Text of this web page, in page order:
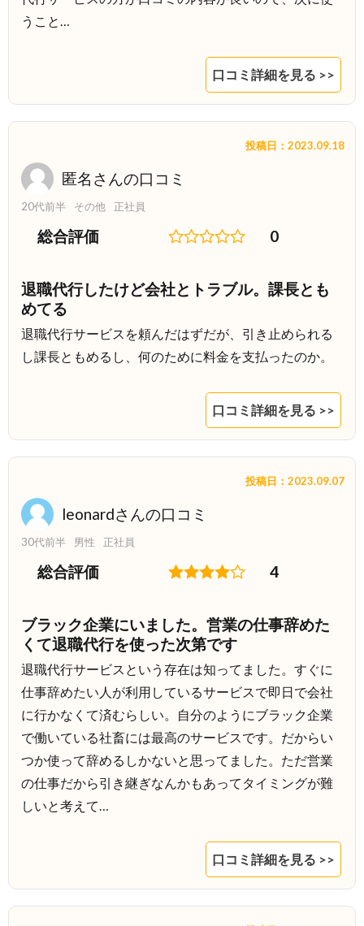
うこと…
口コミ詳細を見る >>
匿名さんの口コミ
投稿日：2023.09.18
20代前半 その他 正社員
総合評価 0
退職代行したけど会社とトラブル。課長とも
めてる
退職代行サービスを頼んだはずだが、引き止められる
し課長ともめるし、何のために料金を支払ったのか。
口コミ詳細を見る >>
leonardさんの口コミ
投稿日：2023.09.07
30代前半 男性 正社員
総合評価 4
ブラック企業にいました。営業の仕事辞めた
くて退職代行を使った次第です
退職代行サービスという存在は知ってました。すぐに
仕事辞めたい人が利用しているサービスで即日で会社
に行かなくて済むらしい。自分のようにブラック企業
で働いている社畜には最高のサービスです。だからい
つか使って辞めるしかないと思ってました。ただ営業
の仕事だから引き継ぎなんかもあってタイミングが難
しいと考えて…
口コミ詳細を見る >>